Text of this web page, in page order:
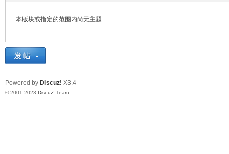
本版块或指定的范围内尚无主题
Powered by Discuz! X3.4
© 2001-2023 Discuz! Team.